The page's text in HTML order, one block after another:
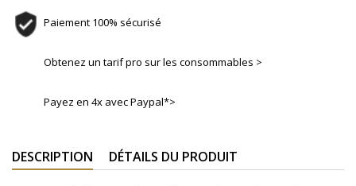
Paiement 100% sécurisé
Obtenez un tarif pro sur les consommables >
Payez en 4x avec Paypal*>
DESCRIPTION DÉTAILS DU PRODUIT